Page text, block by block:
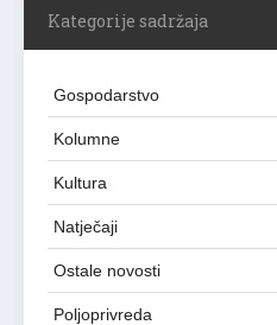
Kategorije sadržaja
Gospodarstvo
Kolumne
Kultura
Natječaji
Ostale novosti
Poljoprivreda